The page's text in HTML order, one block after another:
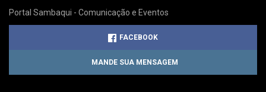
Portal Sambaqui - Comunicação e Eventos
FACEBOOK
MANDE SUA MENSAGEM